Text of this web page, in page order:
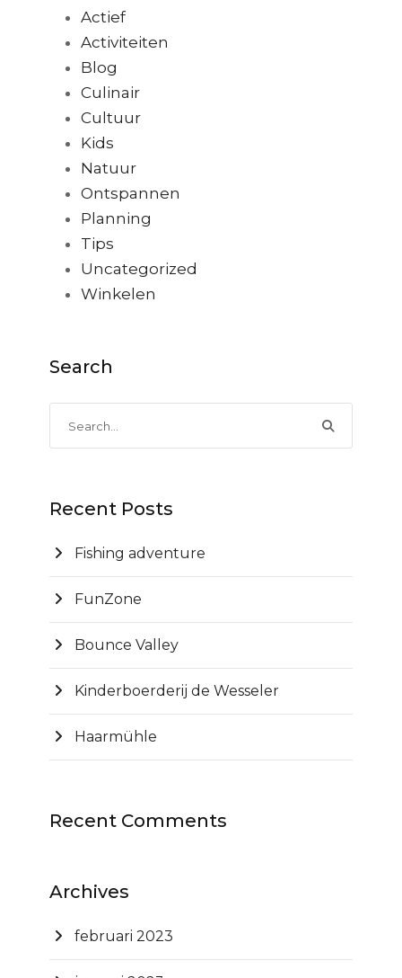
Actief
Activiteiten
Blog
Culinair
Cultuur
Kids
Natuur
Ontspannen
Planning
Tips
Uncategorized
Winkelen
Search
Recent Posts
Fishing adventure
FunZone
Bounce Valley
Kinderboerderij de Wesseler
Haarmühle
Recent Comments
Archives
februari 2023